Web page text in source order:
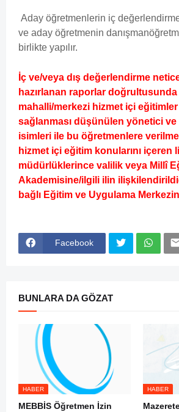
Aday öğretmenlerin iç
ve aday öğretmenin
birlikte yapılır.
İç ve/veya dış değerlendirme
hazırlanan raporlar
mahalli/merkezi hizmet içi
sağlanması düşünülen yönetici
isimleri ile bu öğretmenlere
hizmet içi eğitim konularını içeren
müdürlüklerince valilik veya Millî
Akademisine/ilgili ilin
bağlı Eğitim ve Uygulama
Facebook
BUNLARA DA GÖZAT
HABER
MEBBİS Öğretmen İzin
HABER